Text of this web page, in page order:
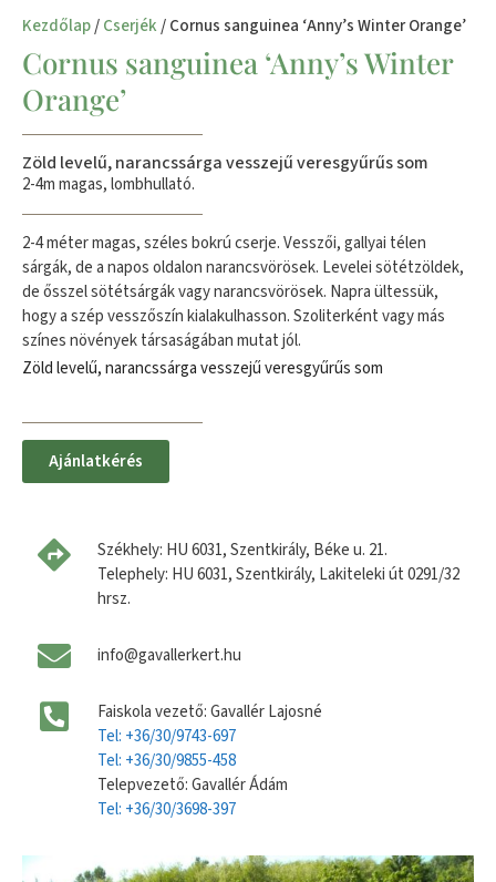
Kezdőlap/Cserjék/ Cornus sanguinea ‘Anny’s Winter Orange’
Cornus sanguinea ‘Anny’s Winter
Orange’
Zöld levelű, narancssárga vesszejű veresgyűrűs som
2-4m magas, lombhullató.
2-4 méter magas, széles bokrú cserje. Vesszői, gallyai télen
sárgák, de a napos oldalon narancsvörösek. Levelei sötétzöldek,
de ősszel sötétsárgák vagy narancsvörösek. Napra ültessük,
hogy a szép vesszőszín kialakulhasson. Szoliterként vagy más
színes növények társaságában mutat jól.
Zöld levelű, narancssárga vesszejű veresgyűrűs som
Ajánlatkérés
Székhely: HU 6031, Szentkirály, Béke u. 21.
Telephely: HU 6031, Szentkirály, Lakiteleki út 0291/32
hrsz.
info@gavallerkert.hu
Faiskola vezető: Gavallér Lajosné
Tel: +36/30/9743-697
Tel: +36/30/9855-458
Telepvezető: Gavallér Ádám
Tel: +36/30/3698-397